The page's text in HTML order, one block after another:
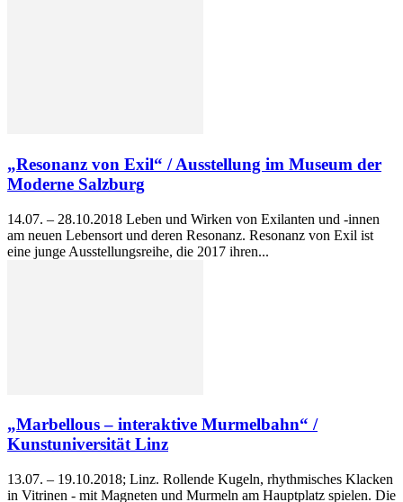
„Resonanz von Exil“ / Ausstellung im Museum der
Moderne Salzburg
14.07. – 28.10.2018 Leben und Wirken von Exilanten und -innen
am neuen Lebensort und deren Resonanz. Resonanz von Exil ist
eine junge Ausstellungsreihe, die 2017 ihren...
„Marbellous – interaktive Murmelbahn“ /
Kunstuniversität Linz
13.07. – 19.10.2018; Linz. Rollende Kugeln, rhythmisches Klacken
in Vitrinen - mit Magneten und Murmeln am Hauptplatz spielen. Die